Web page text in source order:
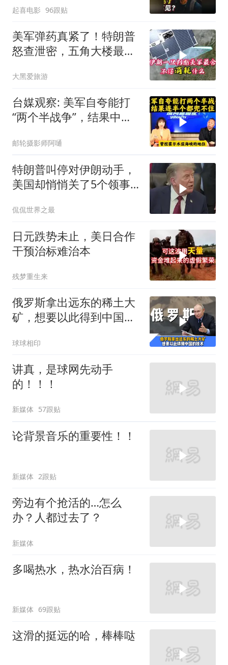
起喜电影 96跟贴
美军弹药真紧了！特朗普
怒查泄密，五角大楼最怕
大黑爱旅游
台媒观察: 美军自夸能打
“两个半战争”，结果中东
邮轮摄影师阿嗵
特朗普叫停对伊朗动手，
美国却悄悄关了5个领事
侃侃世界之最
日元跌势未止，美日合作
干预治标难治本
残梦重生来
俄罗斯拿出远东的稀土大
矿，想要以此得到中国独
球球相印
讲真，是球网先动手
的！！！
新媒体 57跟贴
论背景音乐的重要性！！
新媒体 2跟贴
旁边有个抢活的…怎么
办？人都过去了？
新媒体
多喝热水，热水治百病！
新媒体 69跟贴
这滑的挺远的哈，棒棒哒